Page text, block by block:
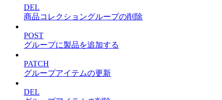
DEL
商品コレクショングループの削除
POST
グループに製品を追加する
PATCH
グループアイテムの更新
DEL